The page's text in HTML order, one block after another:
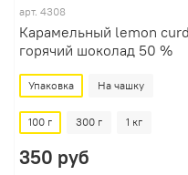
арт. 4308
Карамельный lemon
горячий шоколад 50 %
Упаковка На чашку
100 г 300 г 1 кг
350 руб